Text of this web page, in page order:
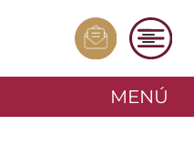
MENÚ